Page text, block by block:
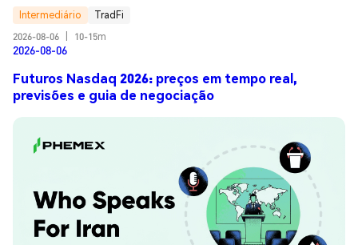
Intermediário
TradFi
2026-08-06
10-15m
2026-08-06
Futuros Nasdaq 2026: preços em tempo real,
previsões e guia de negociação